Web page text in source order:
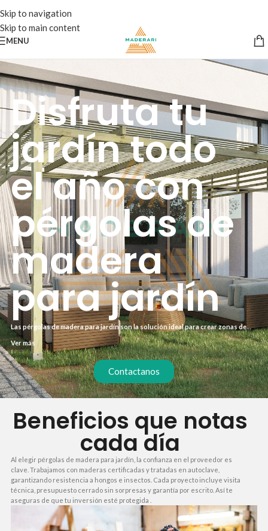
Skip to navigation
Skip to main content
MENU
Disfruta tu
jardín todo
el año con
pérgolas de
madera
para jardín
Las pérgolas de madera para jardín son la solución ideal para crear zonas de
sombra y ampliar tus espacios al aire libre con un toque natural. En lugar de
estructuras metálicas frías, la madera aporta calidez y se integra perfectamente
con el entorno. Nuestro servicio llave en mano incluye diseño, fabricación e
instalación en solo 7 días, con total transparencia en precios.
Ver más
Contactanos
Beneficios que notas
cada día
Al elegir pérgolas de madera para jardín, la confianza en el proveedor es
clave. Trabajamos con maderas certificadas y tratadas en autoclave,
garantizando resistencia a hongos e insectos. Cada proyecto incluye visita
técnica, presupuesto cerrado sin sorpresas y garantía por escrito. Así te
aseguras de que tu inversión esté protegida .